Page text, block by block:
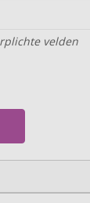
velden